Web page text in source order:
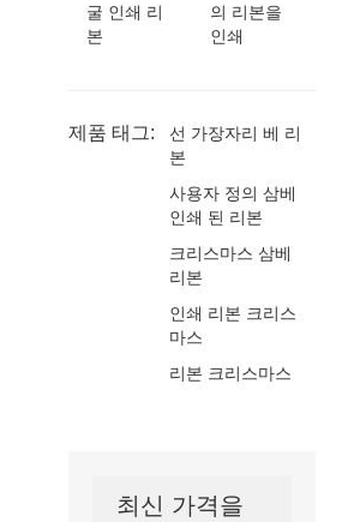
굴 인쇄 리
본
의 리본을
인쇄
제품 태그:
선 가장자리 베 리
본
사용자 정의 삼베
인쇄 된 리본
크리스마스 삼베
리본
인쇄 리본 크리스
마스
리본 크리스마스
최신 가격을